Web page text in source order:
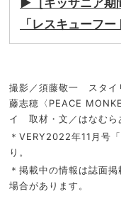
「レスキューフ
撮影／須藤敬一 スタイ
藤志穂〈PEACE
イ 取材・文／はなむ
＊VERY2022年11月号
り。
＊掲載中の情報は誌面
場合があります。